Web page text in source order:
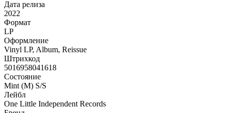
Дата релиза
2022
Формат
LP
Оформление
Vinyl LP, Album, Reissue
Штрихкод
5016958041618
Состояние
Mint (M) S/S
Лейбл
One Little Independent Records